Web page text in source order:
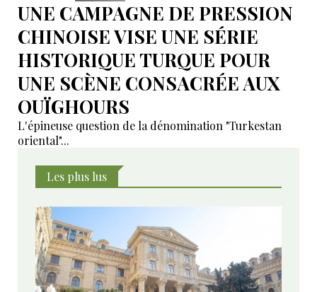
UNE CAMPAGNE DE PRESSION
CHINOISE VISE UNE SÉRIE
HISTORIQUE TURQUE POUR
UNE SCÈNE CONSACRÉE AUX
OUÏGHOURS
L'épineuse question de la dénomination "Turkestan
oriental"...
Les plus lus